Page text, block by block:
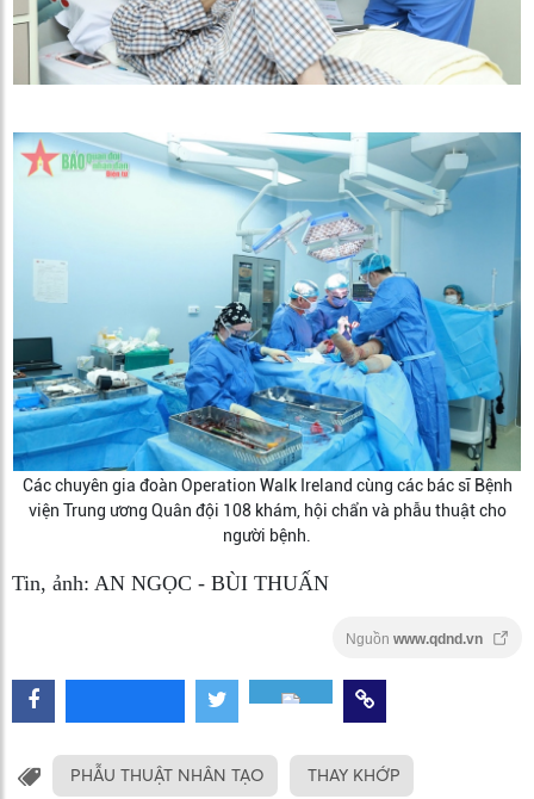
Các chuyên gia đoàn Operation Walk Ireland cùng các bác sĩ Bệnh
viện Trung ương Quân đội 108 khám, hội chẩn và phẫu thuật cho
người bệnh.
Tin, ảnh: AN NGỌC - BÙI THUẤN
Nguồn www.qdnd.vn
PHẪU THUẬT NHÂN TẠO THAY KHỚP